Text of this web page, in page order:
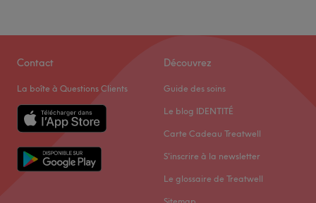
Contact
La boîte à Questions Clients
Découvrez
Guide des soins
Le blog IDENTITÉ
Carte Cadeau Treatwell
S'inscrire à la newsletter
Le glossaire de Treatwell